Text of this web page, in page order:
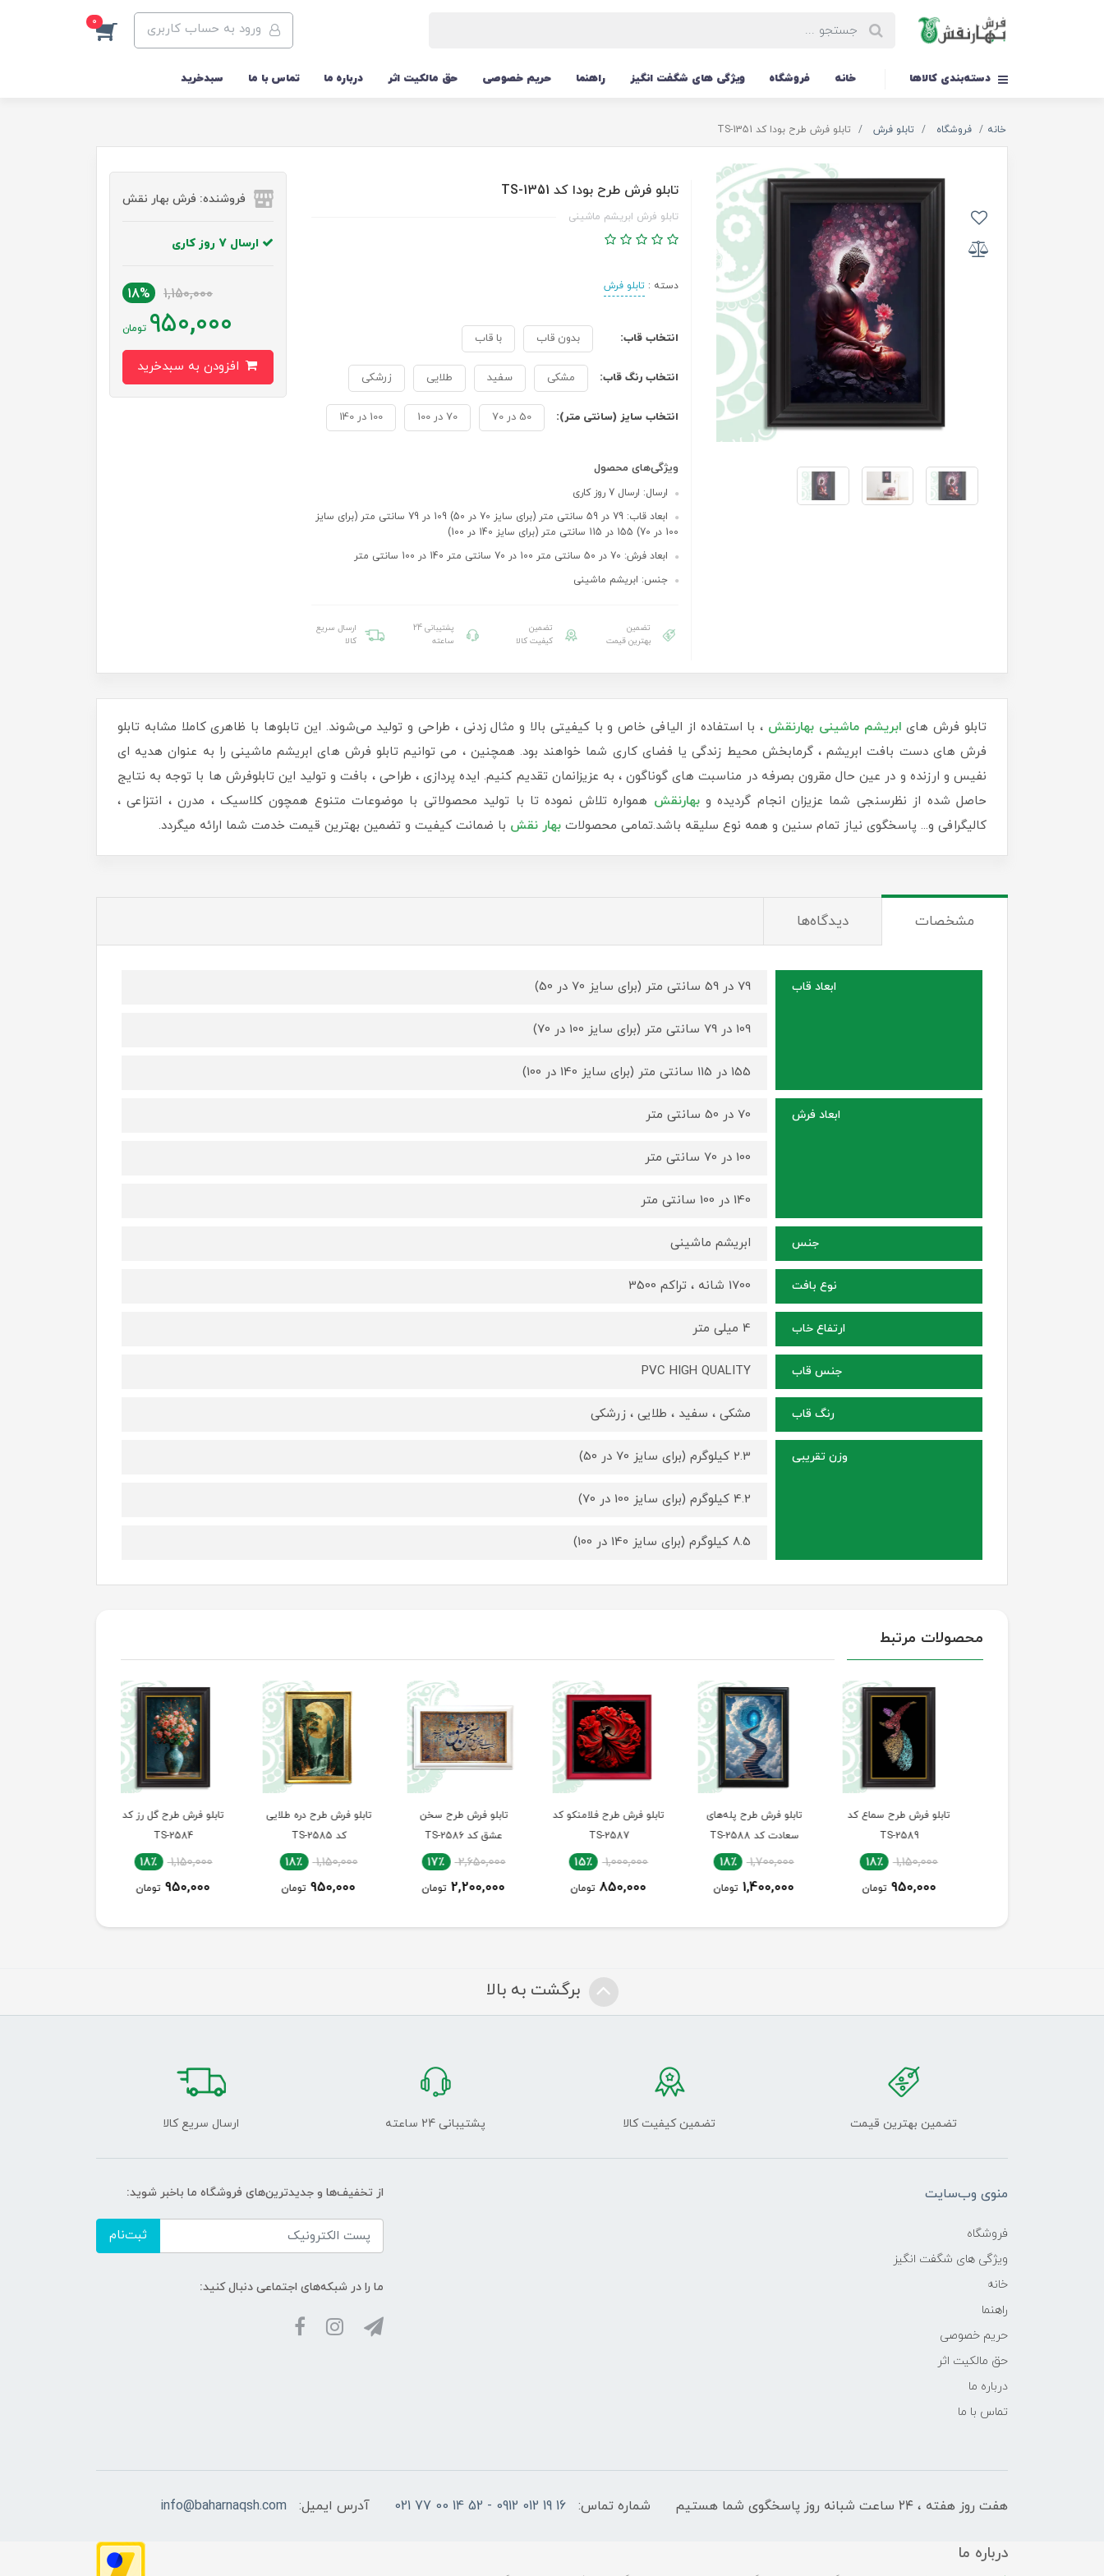
ورود به حساب کاربری 0
دسته‌بندی کالاها خانه فروشگاه ویژگی های شگفت انگیز راهنما حریم خصوصی حق مالکیت اثر درباره ما تماس با ما سبدخرید
خانه فروشگاه تابلو فرش تابلو فرش طرح بودا کد TS-1351
تابلو فرش طرح بودا کد TS-1351
تابلو فرش ابریشم ماشینی
دسته :تابلو فرش
انتخاب قاب: بدون قاب با قاب
انتخاب رنگ قاب: مشکی سفید طلایی زرشکی
انتخاب سایز (سانتی متر): 50 در 70 70 در 100 100 در 140
ویژگی‌های محصول
ارسال: ارسال 7 روز کاری
ابعاد قاب: 79 در 59 سانتی متر (برای سایز 70 در 50) 109 در 79 سانتی متر (برای سایز
100 در 70) 155 در 115 سانتی متر (برای سایز 140 در 100)
ابعاد فرش: 70 در 50 سانتی متر 100 در 70 سانتی متر 140 در 100 سانتی متر
جنس: ابریشم ماشینی
تضمین
بهترین قیمت
تضمین
کیفیت کالا
پشتیبانی 24
ساعته
ارسال سریع
کالا
فروشنده: فرش بهار نقش
ارسال 7 روز کاری
1,150,000
18%
950,000 تومان
تابلو فرش های ابریشم ماشینی بهارنقش ، با استفاده از الیافی خاص و با کیفیتی بالا و مثال زدنی ، طراحی و تولید می‌شوند. این تابلوها با ظاهری کاملا مشابه تابلو
فرش های دست بافت ابریشم ، گرمابخش محیط زندگی یا فضای کاری شما خواهند بود. همچنین ، می توانیم تابلو فرش های ابریشم ماشینی را به عنوان هدیه ای
نفیس و ارزنده و در عین حال مقرون بصرفه در مناسبت های گوناگون ، به عزیزانمان تقدیم کنیم. ایده پردازی ، طراحی ، بافت و تولید این تابلوفرش ها با توجه به نتایج
حاصل شده از نظرسنجی شما عزیزان انجام گردیده وبهارنقش همواره تلاش نموده تا با تولید محصولاتی با موضوعات متنوع همچون کلاسیک ، مدرن ، انتزاعی ،
کالیگرافی و... پاسخگوی نیاز تمام سنین و همه نوع سلیقه باشد.تمامی محصولات بهار نقش با ضمانت کیفیت و تضمین بهترین قیمت خدمت شما ارائه میگردد.
مشخصات دیدگاه‌ها
ابعاد قاب 79 در 59 سانتی متر (برای سایز 70 در 50)
109 در 79 سانتی متر (برای سایز 100 در 70)
155 در 115 سانتی متر (برای سایز 140 در 100)
ابعاد فرش 70 در 50 سانتی متر
100 در 70 سانتی متر
140 در 100 سانتی متر
جنس ابریشم ماشینی
نوع بافت 1700 شانه ، تراکم 3500
ارتفاع خاب 4 میلی متر
جنس قاب PVC HIGH QUALITY
رنگ قاب مشکی ، سفید ، طلایی ، زرشکی
وزن تقریبی 2.3 کیلوگرم (برای سایز 70 در 50)
4.2 کیلوگرم (برای سایز 100 در 70)
8.5 کیلوگرم (برای سایز 140 در 100)
محصولات مرتبط
تابلو فرش طرح سماع کد
TS-2589
1,150,000 18٪
950,000 تومان
تابلو فرش طرح پله‌های
سعادت کد TS-2588
1,700,000 18٪
1,400,000 تومان
تابلو فرش طرح فلامنکو کد
TS-2587
1,000,000 15٪
850,000 تومان
تابلو فرش طرح سخن
عشق کد TS-2586
2,650,000 17٪
2,200,000 تومان
تابلو فرش طرح دره طلایی
1,150,000 18٪
950,000 تومان
تابلو فرش طرح گل رز کد
TS-2584
1,150,000 18٪
950,000 تومان
برگشت به بالا
تضمین بهترین قیمت تضمین کیفیت کالا پشتیبانی 24 ساعته ارسال سریع کالا
منوی وب‌سایت
فروشگاه
ویژگی های شگفت انگیز
خانه
راهنما
حریم خصوصی
حق مالکیت اثر
درباره ما
تماس با ما
از تخفیف‌ها و جدیدترین‌های فروشگاه ما باخبر شوید:
ثبت‌نام
ما را در شبکه‌های اجتماعی دنبال کنید:
هفت روز هفته ، ۲۴ ساعت شبانه‌ روز پاسخگوی شما هستیم شماره تماس: 16 19 012 0912 - 52 14 00 77 021 آدرس ایمیل: info@baharnaqsh.com
درباره ما